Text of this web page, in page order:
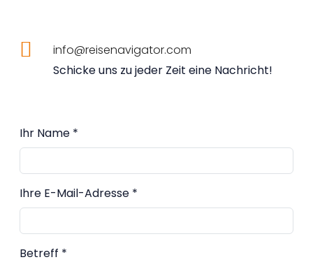
info@reisenavigator.com
Schicke uns zu jeder Zeit eine Nachricht!
Ihr Name *
Ihre E-Mail-Adresse *
Betreff *